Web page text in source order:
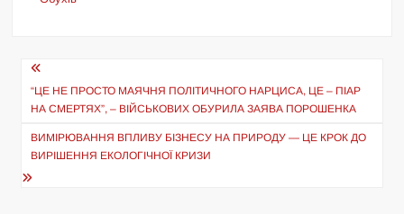
Навігація
записів
“ЦЕ НЕ ПРОСТО МАЯЧНЯ ПОЛІТИЧНОГО НАРЦИСА, ЦЕ – ПІАР
НА СМЕРТЯХ”, – ВІЙСЬКОВИХ ОБУРИЛА ЗАЯВА ПОРОШЕНКА
ВИМІРЮВАННЯ ВПЛИВУ БІЗНЕСУ НА ПРИРОДУ — ЦЕ КРОК ДО
ВИРІШЕННЯ ЕКОЛОГІЧНОЇ КРИЗИ